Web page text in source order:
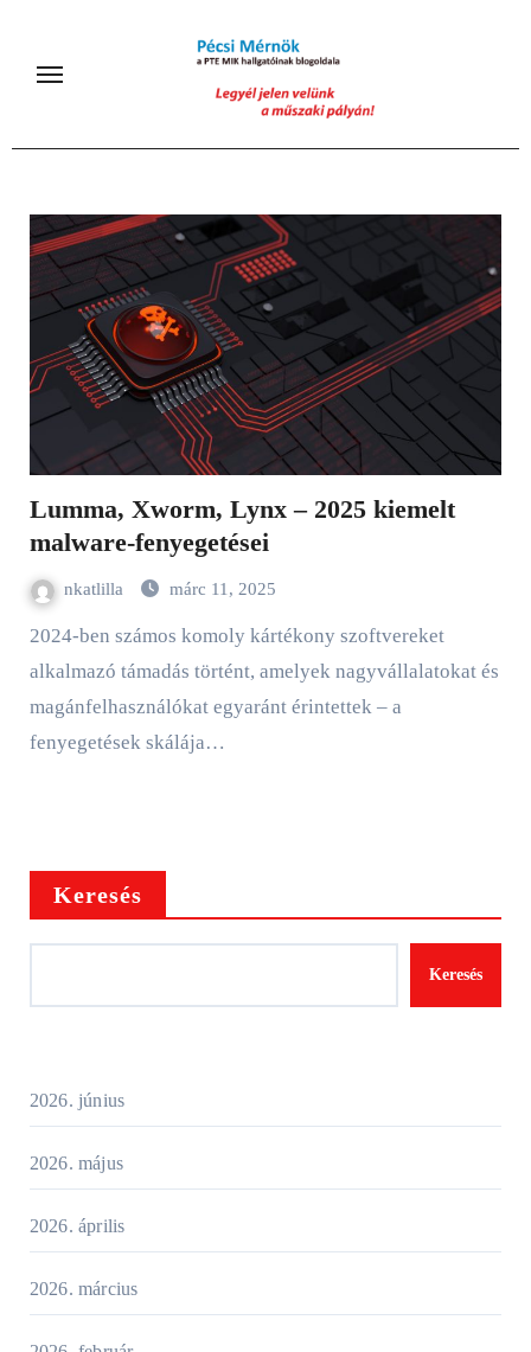
content
Lumma, Xworm, Lynx – 2025 kiemelt
malware-fenyegetései
nkatlilla márc 11, 2025
2024-ben számos komoly kártékony szoftvereket
alkalmazó támadás történt, amelyek nagyvállalatokat és
magánfelhasználókat egyaránt érintettek – a
fenyegetések skálája…
Keresés
Keresés
2026. június
2026. május
2026. április
2026. március